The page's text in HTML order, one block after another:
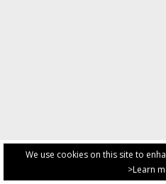
We use cookies on this site to
>Learn